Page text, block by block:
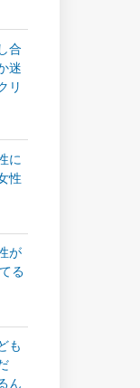
合
迷
リ
に
性
が
る
も
ん